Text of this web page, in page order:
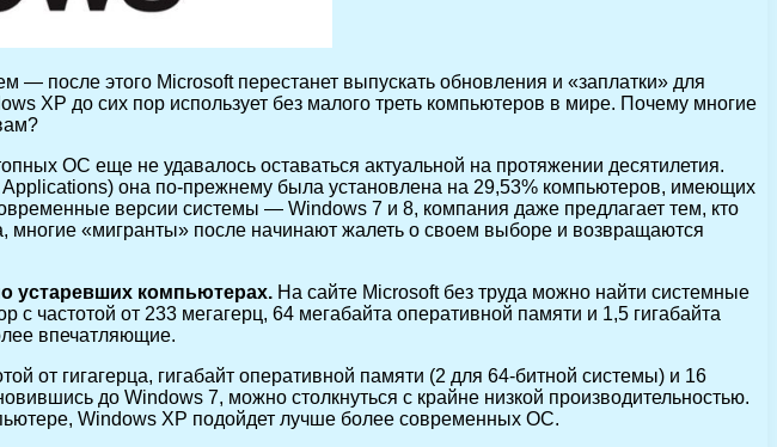
после этого Microsoft перестанет выпускать обновления и «заплатки» для
до сих пор использует без малого треть компьютеров в мире. Почему многие
ОС еще не удавалось оставаться актуальной на протяжении десятилетия.
она по-прежнему была установлена на 29,53% компьютеров, имеющих
версии системы — Windows 7 и 8, компания даже предлагает тем, кто
многие «мигранты» после начинают жалеть о своем выборе и возвращаются
устаревших компьютерах. На сайте Microsoft без труда можно найти системные
от 233 мегагерц, 64 мегабайта оперативной памяти и 1,5 гигабайта
впечатляющие.
от гигагерца, гигабайт оперативной памяти (2 для 64-битной системы) и 16
до Windows 7, можно столкнуться с крайне низкой производительностью.
Windows XP подойдет лучше более современных ОС.